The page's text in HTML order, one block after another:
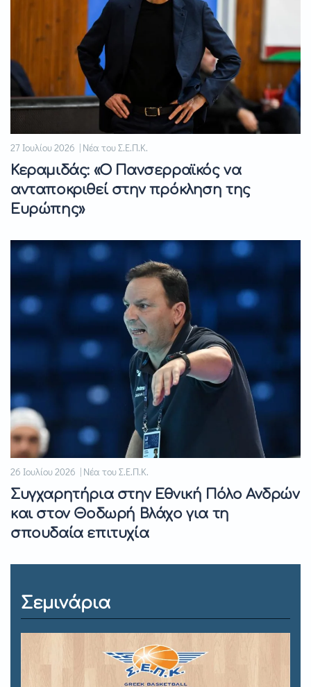
27 Ιουλίου 2026 | Νέα του Σ.Ε.Π.Κ.
Κεραμιδάς: «Ο Πανσερραϊκός να
ανταποκριθεί στην πρόκληση της
Ευρώπης»
26 Ιουλίου 2026 | Νέα του Σ.Ε.Π.Κ.
Συγχαρητήρια στην Εθνική Πόλο Ανδρών
και στον Θοδωρή Βλάχο για τη
σπουδαία επιτυχία
Σεμινάρια